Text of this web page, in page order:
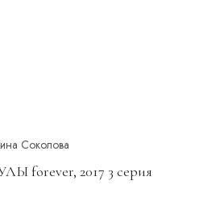
Соколова
forever, 2017 3 серия